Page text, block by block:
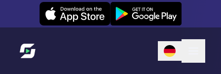
Leexi on iOS Leexi on Android
Link zur Startseite